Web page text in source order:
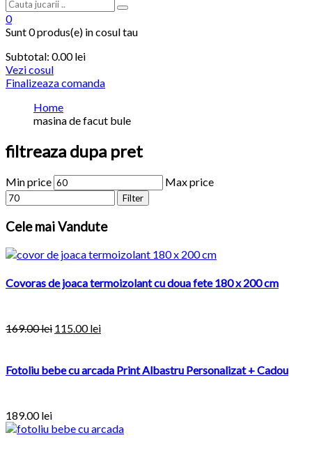
0
Sunt0 produs(e) in cosul tau
Subtotal: 0.00lei
Vezi cosul
Finalizeaza comanda
Home
masina de facut bule
filtreaza dupa pret
Min price Max price
Filter
Celemai Vandute
Covoras de joaca termoizolant cu doua fete 180 x 200 cm
169.00lei 115.00lei
Fotoliu bebe cu arcada Print Albastru Personalizat + Cadou
189.00lei